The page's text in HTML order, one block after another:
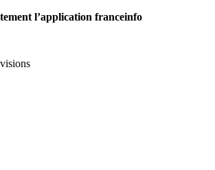
l’application franceinfo